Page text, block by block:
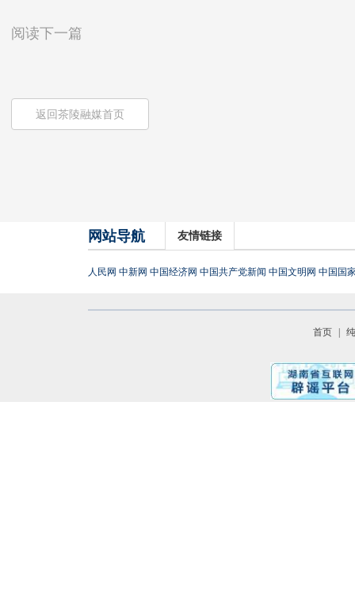
阅读下一篇
返回茶陵融媒首页
网站导航 友情链接
人民网 中新网 中国经济网 中国共产党新闻 中国文明网 中国国
首页